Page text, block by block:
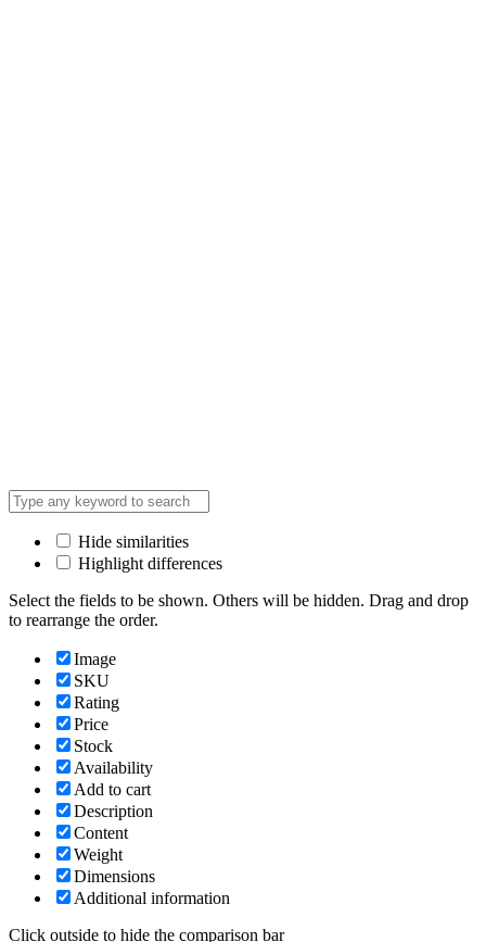
Hide similarities
Highlight differences
Select the fields to be shown. Others will be hidden. Drag and drop
to rearrange the order.
Image
SKU
Rating
Price
Stock
Availability
Add to cart
Description
Content
Weight
Dimensions
Additional information
Click outside to hide the comparison bar